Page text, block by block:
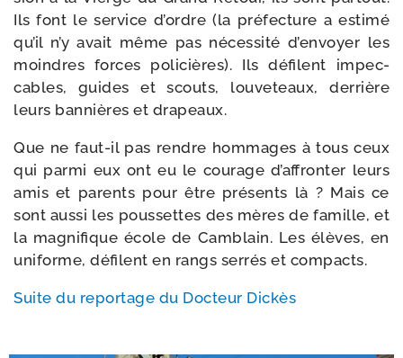
Ils font le ser­vice d’ordre (la pré­fec­ture a esti­mé
qu’il n’y avait même pas néces­si­té d’envoyer les
moindres forces poli­cières). Ils défilent impec­
cables, guides et scouts, lou­ve­teaux, der­rière
leurs ban­nières et drapeaux.
Que ne faut-​il pas rendre hom­mages à tous ceux
qui par­mi eux ont eu le cou­rage d’affronter leurs
amis et parents pour être pré­sents là ? Mais ce
sont aus­si les pous­settes des mères de famille, et
la magni­fique école de Camblain. Les élèves, en
uni­forme, défilent en rangs ser­rés et compacts.
Suite du repor­tage du Docteur Dickès